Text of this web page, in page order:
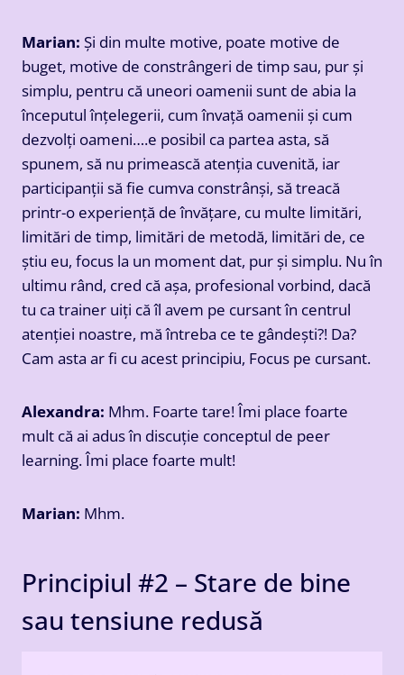
Marian: Și din multe motive, poate motive de
buget, motive de constrângeri de timp sau, pur și
simplu, pentru că uneori oamenii sunt de abia la
începutul înțelegerii, cum învață oamenii și cum
dezvolți oameni….e posibil ca partea asta, să
spunem, să nu primească atenția cuvenită, iar
participanții să fie cumva constrânși, să treacă
printr-o experiență de învățare, cu multe limitări,
limitări de timp, limitări de metodă, limitări de, ce
știu eu, focus la un moment dat, pur și simplu. Nu în
ultimu rând, cred că așa, profesional vorbind, dacă
tu ca trainer uiți că îl avem pe cursant în centrul
atenției noastre, mă întreba ce te gândești?! Da?
Cam asta ar fi cu acest principiu, Focus pe cursant.
Alexandra: Mhm. Foarte tare! Îmi place foarte
mult că ai adus în discuție conceptul de peer
learning. Îmi place foarte mult!
Marian: Mhm.
Principiul #2 – Stare de bine
sau tensiune redusă